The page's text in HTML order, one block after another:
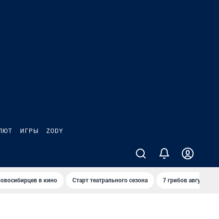
ИГРЫ ZODY
в кино Старт театрального сезона 7 грибов августа